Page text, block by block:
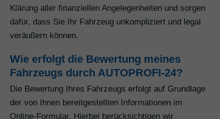
Klärung aller finanziellen Angelegenheiten und sorgen
dafür, dass Sie Ihr Fahrzeug unkompliziert und legal
veräußern können.
Wie erfolgt die Bewertung meines
Fahrzeugs durch AUTOPROFI-24?
Die Bewertung Ihres Fahrzeugs erfolgt auf Grundlage
der von Ihnen bereitgestellten Informationen im
Online-Formular. Hierbei berücksichtigen wir